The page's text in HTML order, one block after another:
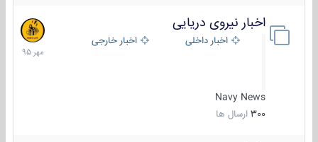
اخبار نیروی دریایی
اخبار داخلی اخبار خارجی
Navy News
300 ارسال ها
27
مهر
1395